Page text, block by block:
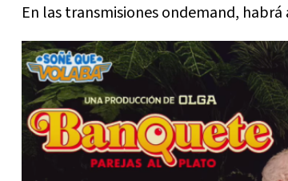
En las transmisiones ondemand,